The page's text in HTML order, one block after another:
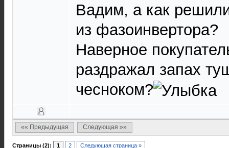
Вадим, а как
из фазоинвертора?
Наверное
раздражал запах
чесноком?
«« Предыдущая Следующая »»
Страницы (2): 1 2 Следующая страница »